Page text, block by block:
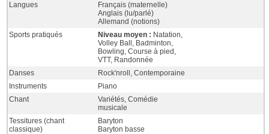
Langues
Français (maternelle)
Anglais (lu/parlé)
Allemand (notions)
Sports pratiqués
Niveau moyen : Natation,
Volley Ball, Badminton,
Bowling, Course à pied,
VTT, Randonnée
Danses
Rock'nroll, Contemporaine
Instruments
Piano
Chant
Variétés, Comédie
musicale
Tessitures (chant
classique)
Baryton
Baryton basse